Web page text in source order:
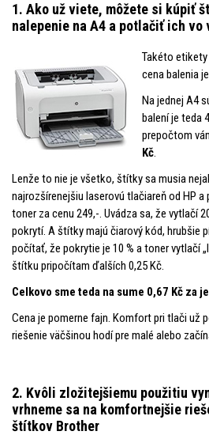
1. Ako už viete, môžete si kúpiť
nalepenie na A4 a potlačiť ich vo
Takéto
cena balenia
Na jednej A4
balení je teda
prepočtom
Kč.
Lenže to nie je všetko, štítky sa musia
najrozšírenejšiu laserovú tlačiareň od HP
toner za cenu 249,-. Uvádza sa, že vytlačí
pokrytí. A štítky majú čiarový kód, hrubšie
počítať, že pokrytie je 10 % a toner vytlačí
štítku pripočítam ďalších 0,25 Kč.
Celkovo sme teda na sume 0,67 Kč za
Cena je pomerne fajn. Komfort pri tlači už
riešenie väčšinou hodí pre malé alebo
2. Kvôli zložitejšiemu použitiu
vrhneme sa na komfortnejšie
štítkov Brother